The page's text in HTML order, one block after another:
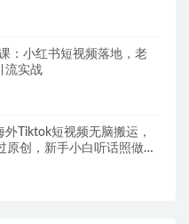
：小红书短视频落地，老
流实战
外Tiktok短视频无脑搬运，
原创，新手小白听话照做日